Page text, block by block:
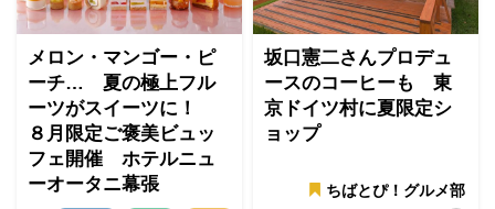
メロン・マンゴー・ピ
ーチ… 夏の極上フル
ーツがスイーツに！
８月限定ご褒美ビュッ
フェ開催 ホテルニュ
ーオータニ幕張
坂口憲二さんプロデュ
ースのコーヒーも 東
京ドイツ村に夏限定シ
ョップ
ちばとぴ！グルメ部